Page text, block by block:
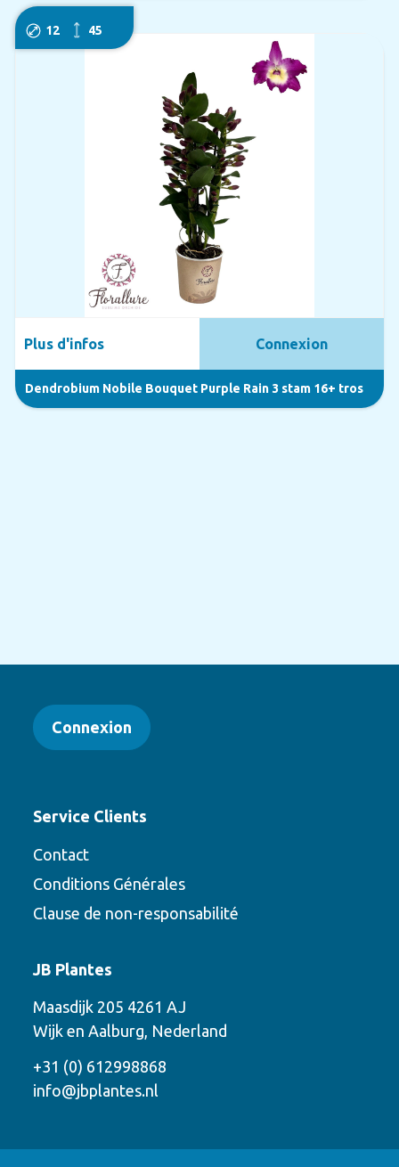
12 45
Dendrobium Nobile Bouquet Purple Rain 3 stam 16+ tros
Plus d'infos Connexion
options suivantes
Connexion
Service Clients
Contact
Conditions Générales
Clause de non-responsabilité
JB Plantes
Maasdijk 205 4261 AJ
Wijk en Aalburg, Nederland
+31 (0) 612998868
info@jbplantes.nl